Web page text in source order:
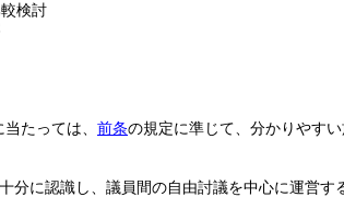
検討
たっては、 前条の規定に準じて、分かりやす
分に認識し、議員間の自由討議を中心に運営す